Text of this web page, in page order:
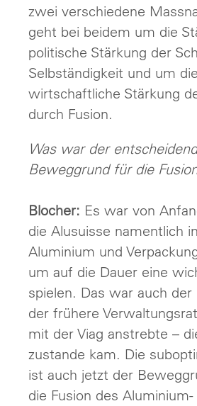
zwei verschiedene
geht bei beidem um die
politische Stärkung der
Selbständigkeit und um die
wirtschaftliche Stärkung
durch Fusion.
Was war der
Beweggrund für die
Blocher: Es war von
die Alusuisse namentlich
Aluminium und
um auf die Dauer eine
spielen. Das war auch
der frühere
mit der Viag anstrebte –
zustande kam. Die
ist auch jetzt der
die Fusion des Aluminium-